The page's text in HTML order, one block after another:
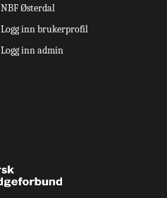
NBF Østerdal
Logg inn brukerprofil
Logg inn admin